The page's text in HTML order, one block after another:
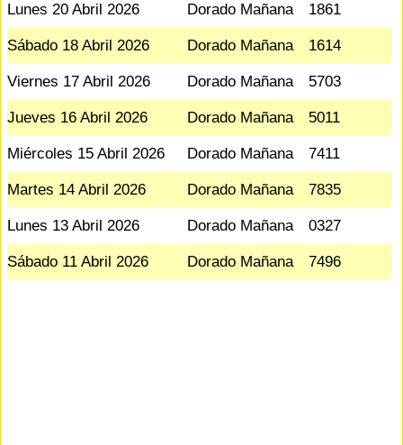
Lunes 20 Abril 2026 Dorado Mañana 1861
Sábado 18 Abril 2026 Dorado Mañana 1614
Viernes 17 Abril 2026 Dorado Mañana 5703
Jueves 16 Abril 2026 Dorado Mañana 5011
Miércoles 15 Abril 2026 Dorado Mañana 7411
Martes 14 Abril 2026 Dorado Mañana 7835
Lunes 13 Abril 2026 Dorado Mañana 0327
Sábado 11 Abril 2026 Dorado Mañana 7496